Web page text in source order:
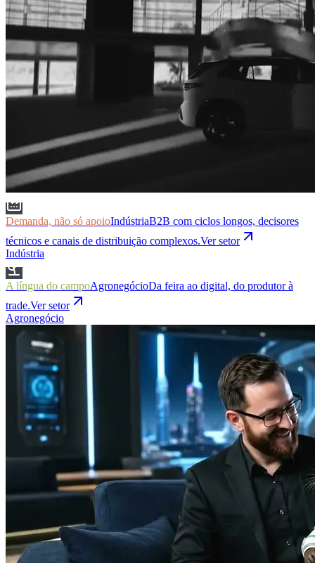
Demanda, não só apoioIndústriaB2B com ciclos longos, decisores
técnicos e canais de distribuição complexos.Ver setor
Indústria
A língua do campoAgronegócioDa feira ao digital, do produtor à
trade.Ver setor
Agronegócio